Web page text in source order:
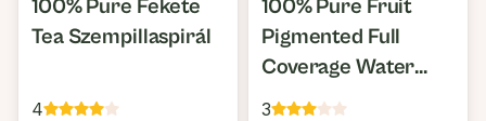
100% Pure Fekete
Tea Szempillaspirál
4
100% Pure Fruit
Pigmented Full
Coverage Water
Alapozó
3